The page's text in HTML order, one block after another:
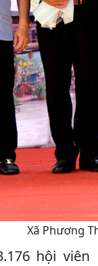
Xã Phương
hội viên